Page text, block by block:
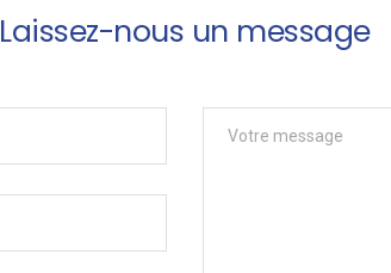
Laissez-nous un message